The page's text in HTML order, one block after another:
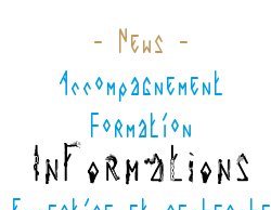
- News -
Accompagnement
Formation
Informations